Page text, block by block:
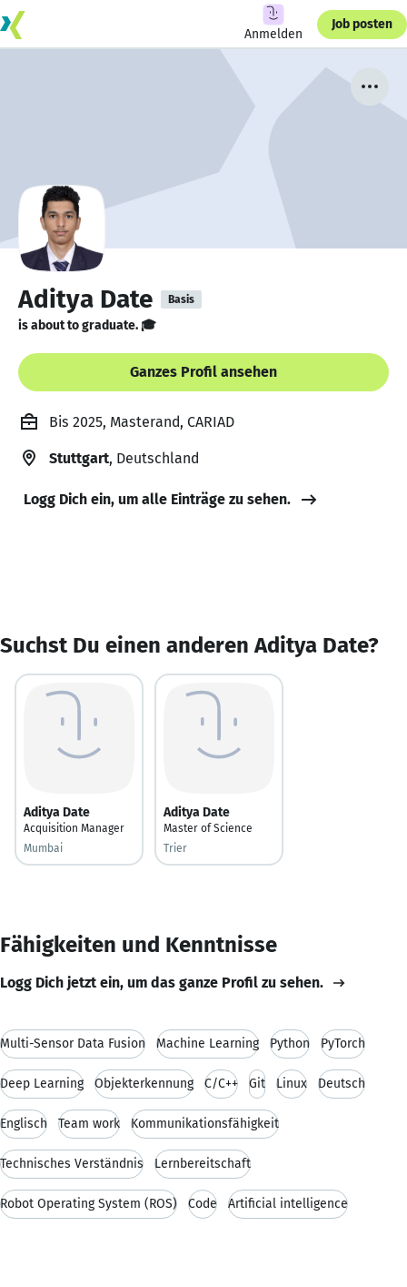
Anmelden
Job posten
Aditya Date Basis
is about to graduate. 🎓
Ganzes Profil ansehen
Bis 2025, Masterand, CARIAD
Stuttgart, Deutschland
Logg Dich ein, um alle Einträge zu sehen.
Suchst Du einen anderen Aditya Date?
Aditya Date
Acquisition Manager
Mumbai
Aditya Date
Master of Science
Trier
Fähigkeiten und Kenntnisse
Logg Dich jetzt ein, um das ganze Profil zu sehen.
Multi-Sensor Data Fusion Machine Learning Python PyTorch
Deep Learning Objekterkennung C/C++ Git Linux Deutsch
Englisch Team work Kommunikationsfähigkeit
Technisches Verständnis Lernbereitschaft
Robot Operating System (ROS) Code Artificial intelligence